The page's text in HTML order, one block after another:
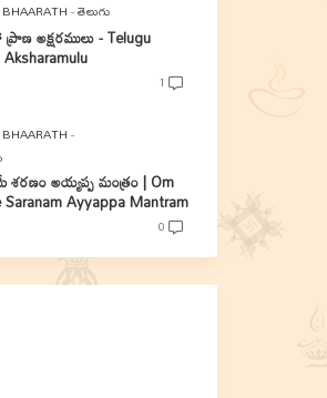
తెలుగు
అక్షరములు - Telugu
1
అయ్యప్ప మంత్రం | Om
Ayyappa Mantram
0